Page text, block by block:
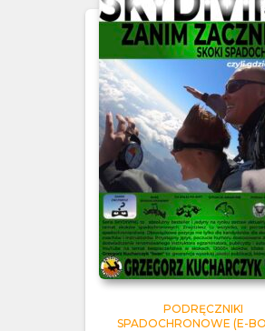
PODRĘCZNIKI
SPADOCHRONOWE (E-